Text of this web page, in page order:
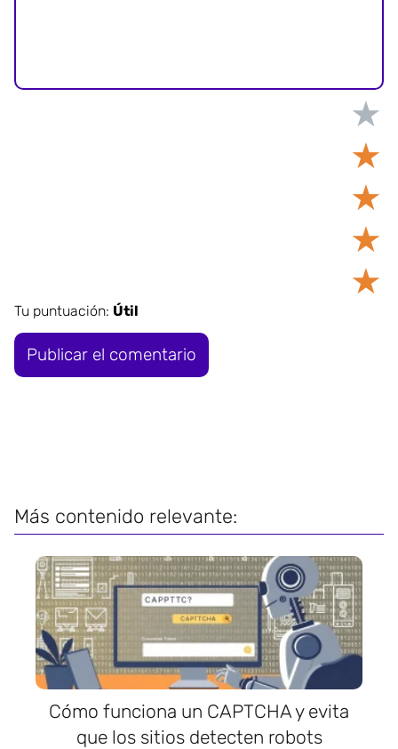
★
★
★
★
★
Tu puntuación: Útil
Más contenido relevante:
Cómo funciona un CAPTCHA y evita
que los sitios detecten robots